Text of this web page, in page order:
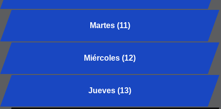
Martes (11)
Miércoles (12)
Jueves (13)